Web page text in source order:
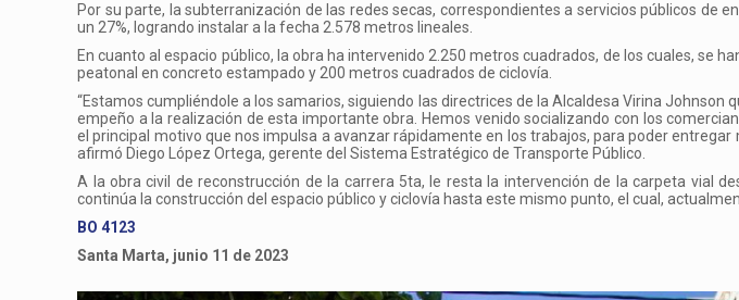
Por su parte, la subterranización de las redes secas, correspondientes a servicios públicos de
un 27%, logrando instalar a la fecha 2.578 metros lineales.
En cuanto al espacio público, la obra ha intervenido 2.250 metros cuadrados, de los cuales, se
peatonal en concreto estampado y 200 metros cuadrados de ciclovía.
“Estamos cumpliéndole a los samarios, siguiendo las directrices de la Alcaldesa Virina Johnson
empeño a la realización de esta importante obra. Hemos venido socializando con los
el principal motivo que nos impulsa a avanzar rápidamente en los trabajos, para poder entregar
afirmó Diego López Ortega, gerente del Sistema Estratégico de Transporte Público.
A la obra civil de reconstrucción de la carrera 5ta, le resta la intervención de la carpeta vial
continúa la construcción del espacio público y ciclovía hasta este mismo punto, el cual,
BO 4123
Santa Marta, junio 11 de 2023